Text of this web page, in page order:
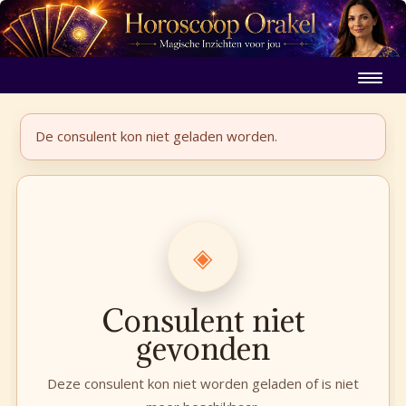
De consulent kon niet geladen worden.
◈
Consulent niet
gevonden
Deze consulent kon niet worden geladen of is niet